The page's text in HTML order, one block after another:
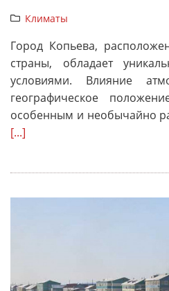
Климаты
Город Копьева,
страны, обладает
условиями. Влияние
географическое
особенным и необычайно
[...]